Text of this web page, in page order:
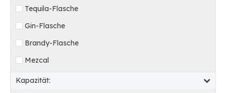
Tequila-Flasche
Gin-Flasche
Brandy-Flasche
Mezcal
Kapazität: